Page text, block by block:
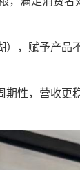
），赋予产品
性，营收更